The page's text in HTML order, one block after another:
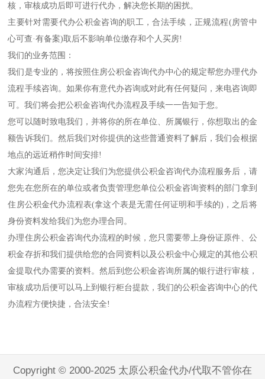
核，审核成功后即可进行代办，解决您长期的困扰。
主要针对需要代办公积金咨询的职工，合法手续，正规流程(房管中
心可查·有备案)取后不影响单位缴存和个人买房!
我们的业务范围：
我们是专业的，将按照住房公积金咨询代办中心的规定帮您办理代办
流程手续咨询。如果你有意代办咨询或对此有任何疑问，来电咨询即
可。我们将会把公积金咨询代办流程及手续一一告知于您。
您可以随时致电我们，并将你的所在单位、所属银行，你想取出的金
额告诉我们。然后我们对你提供的这些普通资料了解后，我们会根据
地点的远近稍作时间安排!
大家沟通后，您决定让我们为您提供公积金咨询代办流程服务后，请
您先在您所在的单位或者负责管理您单位公积金咨询资料的部门拿到
住房公积金代办流程表(拿这个表是无需任何证明和手续的)，之后将
身份资料发给我们为您办理合同。
办理住房公积金咨询代办流程的时候，您只需要带上身份证原件、公
积金存折和我们提供给您的合同资料以及公积金中心规定的其他公积
金提取代办需要的资料。然后到您公积金咨询所属的银行进行审核，
审核成功后便可以马上到银行柜台提款，我们的公积金咨询中心的代
办流程方便快捷，合法安全!
Copyright © 2000-2025 太原公积金代办/代取不管你在